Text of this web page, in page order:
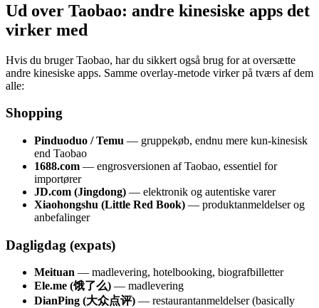
Ud over Taobao: andre kinesiske apps det
virker med
Hvis du bruger Taobao, har du sikkert også brug for at oversætte
andre kinesiske apps. Samme overlay-metode virker på tværs af dem
alle:
Shopping
Pinduoduo / Temu — gruppekøb, endnu mere kun-kinesisk
end Taobao
1688.com — engrosversionen af Taobao, essentiel for
importører
JD.com (Jingdong) — elektronik og autentiske varer
Xiaohongshu (Little Red Book) — produktanmeldelser og
anbefalinger
Dagligdag (expats)
Meituan — madlevering, hotelbooking, biografbilletter
Ele.me (饿了么) — madlevering
DianPing (大众点评) — restaurantanmeldelser (basically